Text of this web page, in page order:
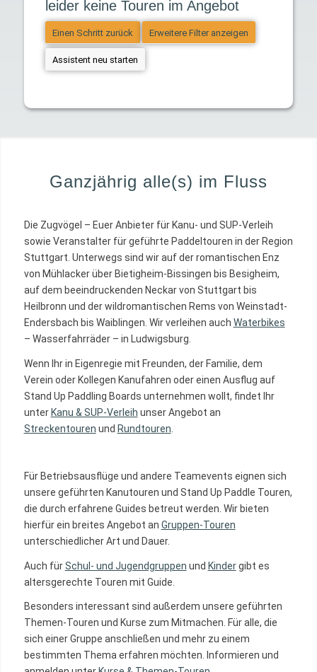
leider keine Touren im Angebot
Einen Schritt zurück Erweitere Filter anzeigen
Assistent neu starten
Ganzjährig alle(s) im Fluss
Die Zugvögel – Euer Anbieter für Kanu- und SUP-Verleih
sowie Veranstalter für geführte Paddeltouren in der Region
Stuttgart. Unterwegs sind wir auf der romantischen Enz
von Mühlacker über Bietigheim-Bissingen bis Besigheim,
auf dem beeindruckenden Neckar von Stuttgart bis
Heilbronn und der wildromantischen Rems von Weinstadt-
Endersbach bis Waiblingen. Wir verleihen auch Waterbikes
– Wasserfahrräder – in Ludwigsburg.
Wenn Ihr in Eigenregie mit Freunden, der Familie, dem
Verein oder Kollegen Kanufahren oder einen Ausflug auf
Stand Up Paddling Boards unternehmen wollt, findet Ihr
unter Kanu & SUP-Verleih unser Angebot an
Streckentouren und Rundtouren
Für Betriebsausflüge und andere Teamevents eignen sich
unsere geführten Kanutouren und Stand Up Paddle Touren,
die durch erfahrene Guides betreut werden. Wir bieten
hierfür ein breites Angebot an Gruppen-Touren
unterschiedlicher Art und Dauer.
Auch fürSchul- und Jugendgruppen und Kindergibt es
altersgerechte Touren mit Guide.
Besonders interessant sind außerdem unsere geführten
Themen-Touren und Kurse zum Mitmachen. Für alle, die
sich einer Gruppe anschließen und mehr zu einem
bestimmten Thema erfahren möchten. Informieren und